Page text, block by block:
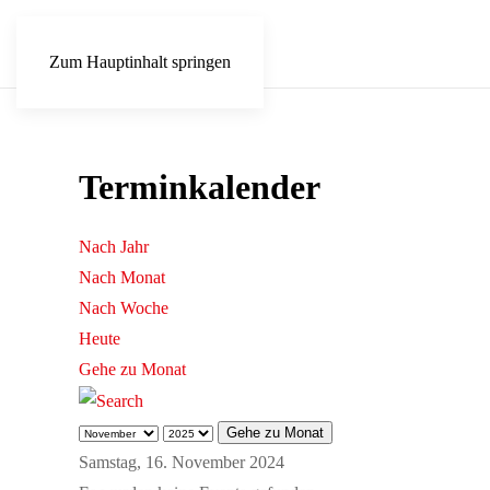
Zum Hauptinhalt springen
Terminkalender
Nach Jahr
Nach Monat
Nach Woche
Heute
Gehe zu Monat
Gehe zu Monat
Samstag, 16. November 2024